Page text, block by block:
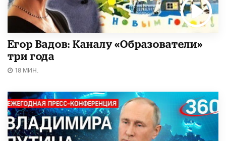
Егор Вадов: Каналу «Образователи»
три года
18 МИН.